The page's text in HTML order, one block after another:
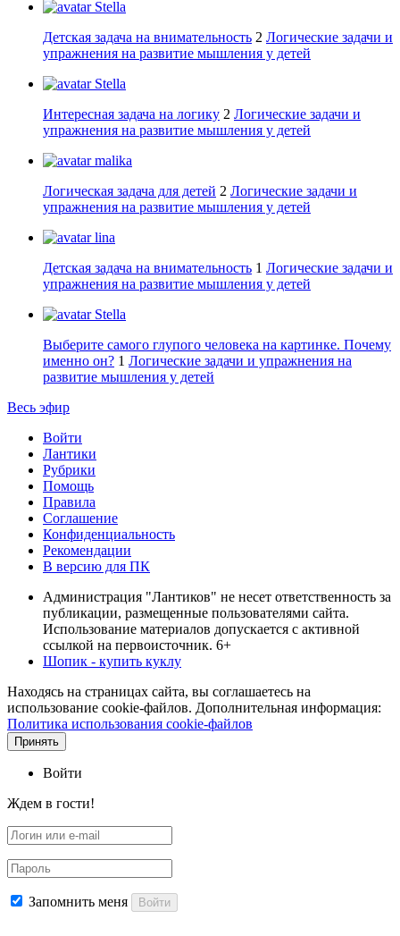
Stella
Детская задача на внимательность 2 Логические задачи и
упражнения на развитие мышления у детей
Stella
Интересная задача на логику 2 Логические задачи и
упражнения на развитие мышления у детей
malika
Логическая задача для детей 2 Логические задачи и
упражнения на развитие мышления у детей
lina
Детская задача на внимательность 1 Логические задачи и
упражнения на развитие мышления у детей
Stella
Выберите самого глупого человека на картинке. Почему
именно он? 1 Логические задачи и упражнения на
развитие мышления у детей
Весь эфир
Войти
Лантики
Рубрики
Помощь
Правила
Соглашение
Конфиденциальность
Рекомендации
В версию для ПК
Администрация "Лантиков" не несет ответственность за
публикации, размещенные пользователями сайта.
Использование материалов допускается с активной
ссылкой на первоисточник. 6+
Шопик - купить куклу
Находясь на страницах сайта, вы соглашаетесь на
использование cookie-файлов. Дополнительная информация:
Политика использования cookie-файлов
Принять
Войти
Ждем в гости!
Запомнить меня Войти